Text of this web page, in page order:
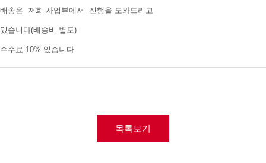
배송은 저희 사업부에서 진행을 도와드리고
있습니다(배송비 별도)
수수료 10% 있습니다
목록보기